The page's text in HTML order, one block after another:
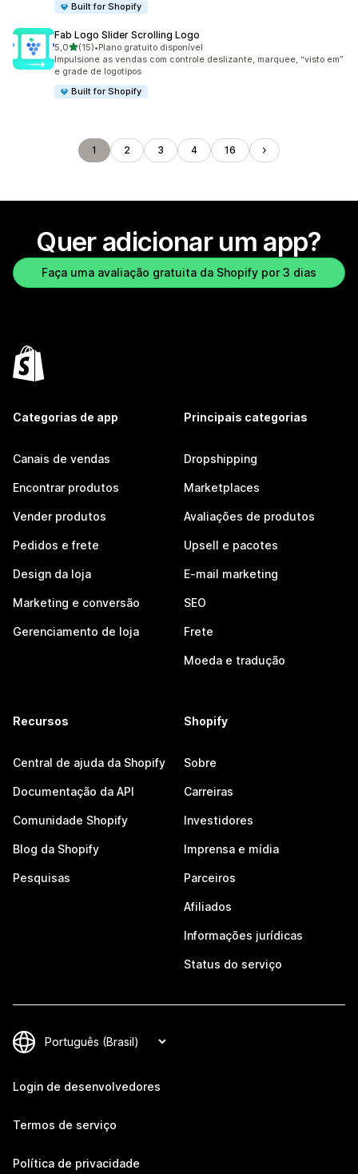
Built for Shopify
Fab Logo Slider Scrolling Logo
5,0de 5 estrelas
(15)
15 avaliações ao todo
•Plano gratuito disponível
Impulsione as vendas com controle deslizante, marquee, “visto em”
e grade de logotipos
Built for Shopify
1 2 3 4 16
Quer adicionar um app?
Faça uma avaliação gratuita da Shopify por 3 dias
Categorias de app
Canais de vendas
Encontrar produtos
Vender produtos
Pedidos e frete
Design da loja
Marketing e conversão
Gerenciamento de loja
Principais categorias
Dropshipping
Marketplaces
Avaliações de produtos
Upsell e pacotes
E-mail marketing
SEO
Frete
Moeda e tradução
Recursos
Central de ajuda da Shopify
Documentação da API
Comunidade Shopify
Blog da Shopify
Pesquisas
Shopify
Sobre
Carreiras
Investidores
Imprensa e mídia
Parceiros
Afiliados
Informações jurídicas
Status do serviço
Login de desenvolvedores
Termos de serviço
Política de privacidade